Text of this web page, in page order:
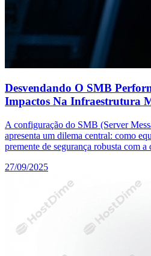
Desvendando O SMB
Impactos Na Infraestrutura
A configuração do SMB (Server
apresenta um dilema central: como
premente de segurança robusta com a
27/09/2025